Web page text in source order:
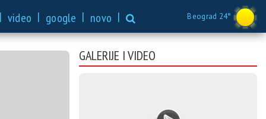
Beograd 24°
| video | google | novo |
GALERIJE I VIDEO